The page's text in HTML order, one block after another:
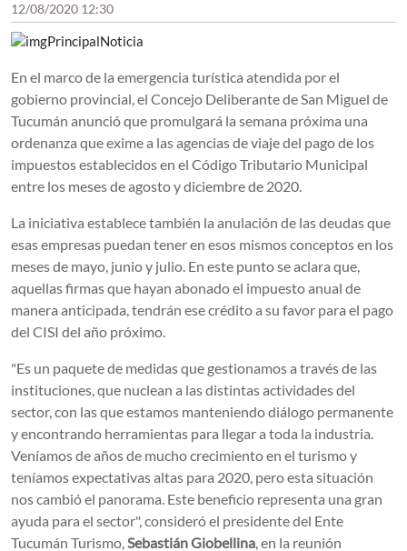
12/08/2020 12:30
En el marco de la emergencia turística atendida por el
gobierno provincial, el Concejo Deliberante de San Miguel de
Tucumán anunció que promulgará la semana próxima una
ordenanza que exime a las agencias de viaje del pago de los
impuestos establecidos en el Código Tributario Municipal
entre los meses de agosto y diciembre de 2020.
La iniciativa establece también la anulación de las deudas que
esas empresas puedan tener en esos mismos conceptos en los
meses de mayo, junio y julio. En este punto se aclara que,
aquellas firmas que hayan abonado el impuesto anual de
manera anticipada, tendrán ese crédito a su favor para el pago
del CISI del año próximo.
"Es un paquete de medidas que gestionamos a través de las
instituciones, que nuclean a las distintas actividades del
sector, con las que estamos manteniendo diálogo permanente
y encontrando herramientas para llegar a toda la industria.
Veníamos de años de mucho crecimiento en el turismo y
teníamos expectativas altas para 2020, pero esta situación
nos cambió el panorama. Este beneficio representa una gran
ayuda para el sector", consideró el presidente del Ente
Tucumán Turismo, Sebastián Giobellina , en la reunión